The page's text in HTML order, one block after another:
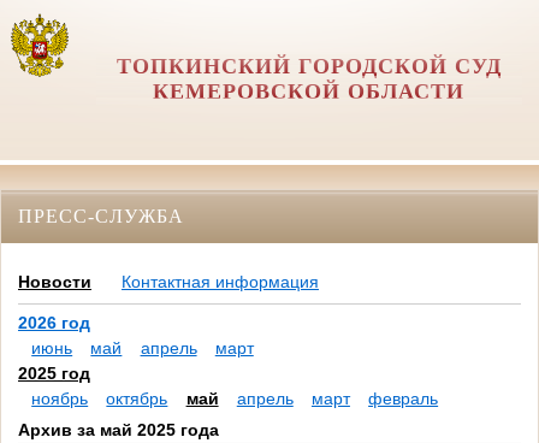
ТОПКИНСКИЙ ГОРОДСКОЙ СУД
КЕМЕРОВСКОЙ ОБЛАСТИ
ПРЕСС-СЛУЖБА
Новости Контактная информация
2026 год
июнь
май апрель
март
2025 год
ноябрь
октябрь май апрель март
февраль
Архив за май 2025 года